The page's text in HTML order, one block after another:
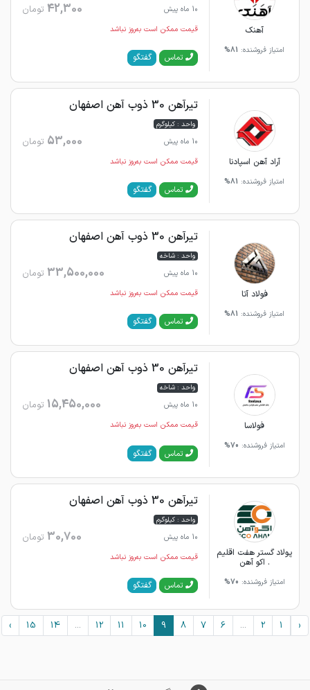
آهنک
امتیاز فروشنده: 81%
10 ماه پیش
42,300 تومان
قیمت ممکن است به‌روز نباشد
تماس گفتگو
آراد آهن اسپادنا
امتیاز فروشنده: 81%
تیرآهن 30 ذوب آهن اصفهان
واحد : کیلوگرم
10 ماه پیش
53,000 تومان
قیمت ممکن است به‌روز نباشد
تماس گفتگو
فولاد آتا
امتیاز فروشنده: 81%
تیرآهن 30 ذوب آهن اصفهان
واحد : شاخه
10 ماه پیش
33,500,000 تومان
قیمت ممکن است به‌روز نباشد
تماس گفتگو
فولاسا
امتیاز فروشنده: 70%
تیرآهن 30 ذوب آهن اصفهان
واحد : شاخه
10 ماه پیش
15,450,000 تومان
قیمت ممکن است به‌روز نباشد
تماس گفتگو
پولاد گستر هفت اقلیم
. اکو آهن
امتیاز فروشنده: 70%
تیرآهن 30 ذوب آهن اصفهان
واحد : کیلوگرم
10 ماه پیش
30,700 تومان
قیمت ممکن است به‌روز نباشد
تماس گفتگو
‹
1
2
...
6
7
8
9
10
11
12
...
14
15
›